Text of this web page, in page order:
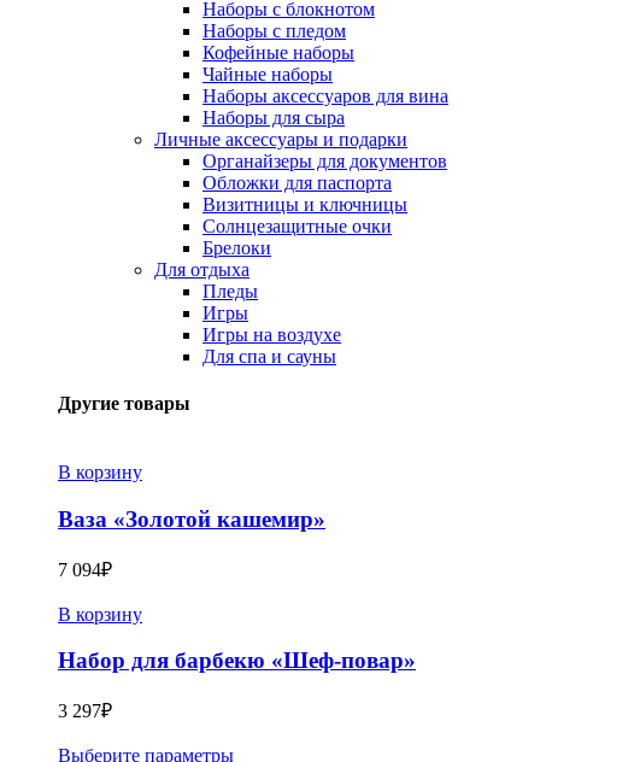
Наборы с блокнотом
Наборы с пледом
Кофейные наборы
Чайные наборы
Наборы аксессуаров для вина
Наборы для сыра
Личные аксессуары и подарки
Органайзеры для документов
Обложки для паспорта
Визитницы и ключницы
Солнцезащитные очки
Брелоки
Для отдыха
Пледы
Игры
Игры на воздухе
Для спа и сауны
Другие товары
В корзину
Ваза «Золотой кашемир»
7 094₽
В корзину
Набор для барбекю «Шеф-повар»
3 297₽
Выберите параметры